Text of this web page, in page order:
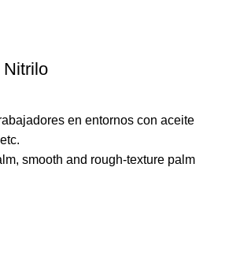
Nitrilo
en entornos con aceite
smooth and rough-texture palm